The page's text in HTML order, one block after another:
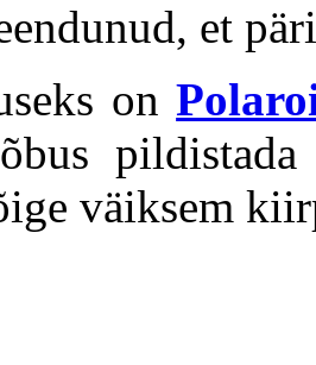
et
on
väiksem